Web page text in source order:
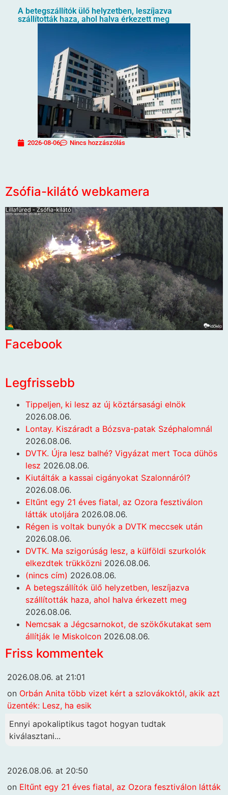
A betegszállítók ülő helyzetben, leszíjazva
szállították haza, ahol halva érkezett meg
2026-08-06 Nincs hozzászólás
Zsófia-kilátó webkamera
Facebook
Legfrissebb
Tippeljen, ki lesz az új köztársasági elnök
2026.08.06.
Lontay. Kiszáradt a Bózsva-patak Széphalomnál
2026.08.06.
DVTK. Újra lesz balhé? Vigyázat mert Toca dühös
lesz 2026.08.06.
Kiutálták a kassai cigányokat Szalonnáról?
2026.08.06.
Eltűnt egy 21 éves fiatal, az Ozora fesztiválon
látták utoljára 2026.08.06.
Régen is voltak bunyók a DVTK meccsek után
2026.08.06.
DVTK. Ma szigorúság lesz, a külföldi szurkolók
elkezdtek trükközni 2026.08.06.
(nincs cím) 2026.08.06.
A betegszállítók ülő helyzetben, leszíjazva
szállították haza, ahol halva érkezett meg
2026.08.06.
Nemcsak a Jégcsarnokot, de szökőkutakat sem
állítják le Miskolcon 2026.08.06.
Friss kommentek
2026.08.06. at 21:01
on Orbán Anita több vizet kért a szlovákoktól, akik azt
üzenték: Lesz, ha esik
Ennyi apokaliptikus tagot hogyan tudtak
kiválasztani...
2026.08.06. at 20:50
on Eltűnt egy 21 éves fiatal, az Ozora fesztiválon látták